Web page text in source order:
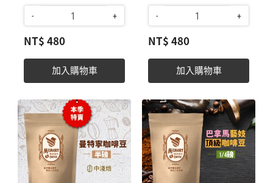
海拔地區，經濕式的加
工處理，香醇厚實、甘
酸滑口、勁道足。有種
咖啡中的佳品。
- +
NT$ 480
加入購物車
啡味，加鮮奶及冰塊，
特選曼特寧咖啡豆，經
過重深烘焙，焦糖般特
濃郁。 ​​​統一售價； 半
磅226克 售價480元。
收到訂單及費用，即刻
安排最佳烘焙，約3〜5
天新鮮成品寄出送達。
航向世界網購平台，敦
請上島咖啡陳建成老師
傅合作，烘焙出最新
- +
NT$ 480
加入購物車